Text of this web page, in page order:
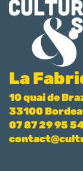
La
10 quai de
33100
07 87 29 95